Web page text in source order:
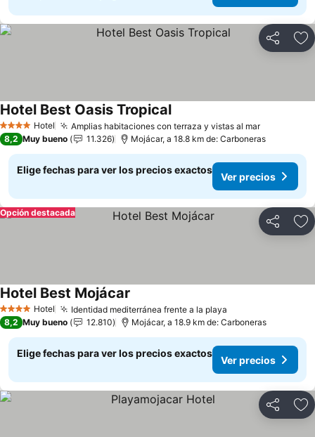
Compartir
4 EstrellasHotel Amplias habitaciones con terraza y vistas al mar
Hotel Best Oasis Tropical
8,2 Muy bueno 11.326 Mojácar, a 18.8 km de: Carboneras
Elige fechas para ver los precios exactos
Ver precios
Compartir
Opción destacada
4 EstrellasHotel Identidad mediterránea frente a la playa
Hotel Best Mojácar
8,2 Muy bueno 12.810 Mojácar, a 18.9 km de: Carboneras
Elige fechas para ver los precios exactos
Ver precios
Compartir